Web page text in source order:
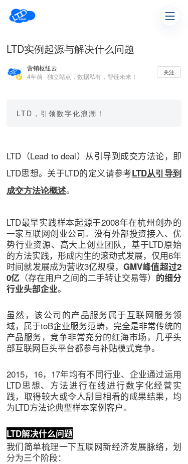
LTD实例起源与解决什么问题
营销枢纽云
4年前 · 独立站点，数据私有，智链未来！
关注
LTD，引领数字化浪潮！
LTD（Lead to deal）从引导到成交方法论，即
LTD思想。关于LTD的定义请参考LTD从引导到
成交方法论概述。
LTD最早实践样本起源于2008年在杭州创办的
一家互联网创业公司。没有外部投资接入、优
势行业资源、高大上创业团队，基于LTD原始
的方法实践，形成内生的滚动式发展，仅用6年
时间就发展成为营收3亿规模， GMV峰值超过2
0亿 （存在用户之间的二手转让交易等） 的细分
行业头部企业。
虽然，该公司的产品服务属于互联网服务领
域，属于toB企业服务范畴，完全是非常传统的
产品服务，竞争非常充分的红海市场，几乎头
部互联网巨头平台都参与补贴模式竞争。
2015，16，17年均有不同行业、企业通过运用
LTD思想、方法进行在线进行数字化经营实
践，取得较大或令人刮目相看的成果结果，均
为LTD方法论典型样本案例客户。
LTD解决什么问题
我们简单梳理一下互联网新经济发展脉络，划
分为三个阶段：